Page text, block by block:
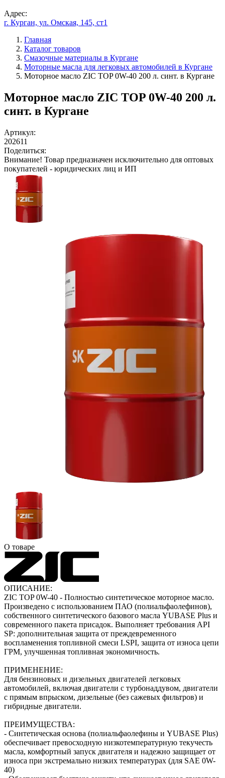
Адрес:
г. Курган, ул. Омская, 145, ст1
Главная
Каталог товаров
Смазочные материалы в Кургане
Моторные масла для легковых автомобилей в Кургане
Моторное масло ZIC TOP 0W-40 200 л. синт. в Кургане
Моторное масло ZIC TOP 0W-40 200 л.
синт. в Кургане
Артикул:
202611
Поделиться:
Внимание! Товар предназначен исключительно для оптовых
покупателей - юридических лиц и ИП
О товаре
ОПИСАНИЕ:
ZIC TOP 0W-40 - Полностью синтетическое моторное масло.
Произведено с использованием ПАО (полиальфаолефинов),
собственного синтетического базового масла YUBASE Plus и
современного пакета присадок. Выполняет требования API
SP: дополнительная защита от преждевременного
воспламенения топливной смеси LSPI, защита от износа цепи
ГРМ, улучшенная топливная экономичность.
ПРИМЕНЕНИЕ:
Для бензиновых и дизельных двигателей легковых
автомобилей, включая двигатели с турбонаддувом, двигатели
с прямым впрыском, дизельные (без сажевых фильтров) и
гибридные двигатели.
ПРЕИМУЩЕСТВА:
- Синтетическая основа (полиальфаолефины и YUBASE Plus)
обеспечивает превосходную низкотемпературную текучесть
масла, комфортный запуск двигателя и надежно защищает от
износа при экстремально низких температурах (для SAE 0W-
40)